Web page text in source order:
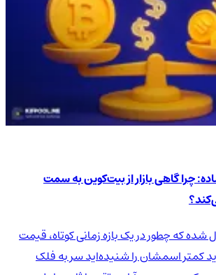
چرا گاهی بازار از بیت‌کوین به سمت
شده که چطور در یک بازه زمانی کوتاه، قیمت
کمتر اسمشان را شنیده‌اید سر به فلک